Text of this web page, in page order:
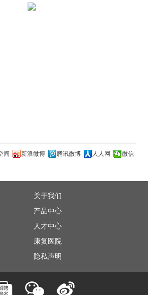
德
间 新浪微博 腾讯微博 人人网 微信
关于我们
产品中心
人才中心
康复医院
隐私声明